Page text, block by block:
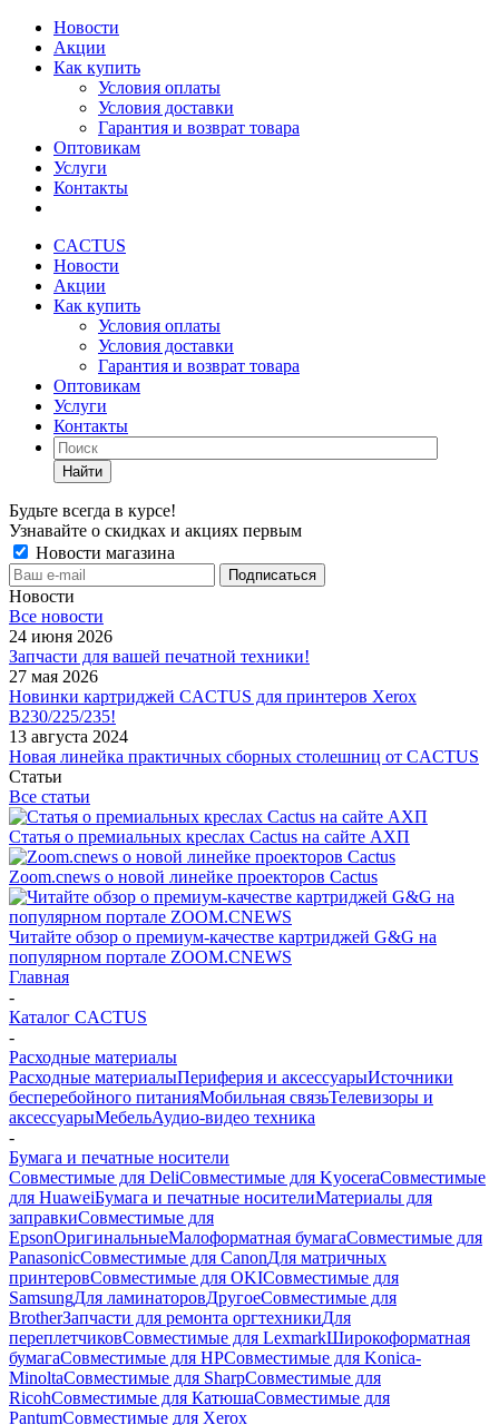
Новости
Акции
Как купить
Условия оплаты
Условия доставки
Гарантия и возврат товара
Оптовикам
Услуги
Контакты
CACTUS
Новости
Акции
Как купить
Условия оплаты
Условия доставки
Гарантия и возврат товара
Оптовикам
Услуги
Контакты
Найти
Будьте всегда в курсе!
Узнавайте о скидках и акциях первым
Новости магазина
Новости
Все новости
24 июня 2026
Запчасти для вашей печатной техники!
27 мая 2026
Новинки картриджей CACTUS для принтеров Xerox
B230/225/235!
13 августа 2024
Новая линейка практичных сборных столешниц от CACTUS
Статьи
Все статьи
Статья о премиальных креслах Cactus на сайте АХП
Zoom.cnews о новой линейке проекторов Cactus
Читайте обзор о премиум-качестве картриджей G&G на
популярном портале ZOOM.CNEWS
Главная
-
Каталог CACTUS
-
Расходные материалы
Расходные материалыПериферия и аксессуарыИсточники
бесперебойного питанияМобильная связьТелевизоры и
аксессуарыМебельАудио-видео техника
-
Бумага и печатные носители
Совместимые для DeliСовместимые для KyoceraСовместимые
для HuaweiБумага и печатные носителиМатериалы для
заправкиСовместимые для
EpsonОригинальныеМалоформатная бумагаСовместимые для
PanasonicСовместимые для CanonДля матричных
принтеровСовместимые для OKIСовместимые для
SamsungДля ламинаторовДругоеСовместимые для
BrotherЗапчасти для ремонта оргтехникиДля
переплетчиковСовместимые для LexmarkШирокоформатная
бумагаСовместимые для HPСовместимые для Konica-
MinoltaСовместимые для SharpСовместимые для
RicohСовместимые для КатюшаСовместимые для
PantumСовместимые для Xerox